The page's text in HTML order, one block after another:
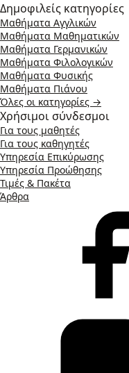
Δημοφιλείς κατηγορίες
Μαθήματα Αγγλικών
Μαθήματα Μαθηματικών
Μαθήματα Γερμανικών
Μαθήματα Φιλολογικών
Μαθήματα Φυσικής
Μαθήματα Πιάνου
Όλες οι κατηγορίες →
Χρήσιμοι σύνδεσμοι
Για τους μαθητές
Για τους καθηγητές
Υπηρεσία Επικύρωσης
Υπηρεσία Προώθησης
Τιμές & Πακέτα
Άρθρα